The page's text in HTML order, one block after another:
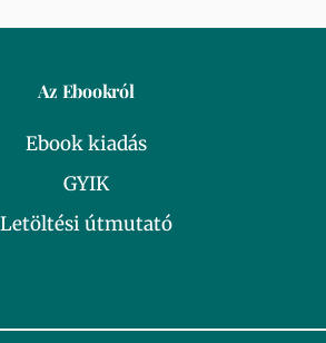
Az Ebookról
Ebook kiadás
GYIK
Letöltési útmutató